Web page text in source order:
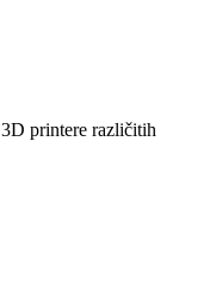
printere različitih